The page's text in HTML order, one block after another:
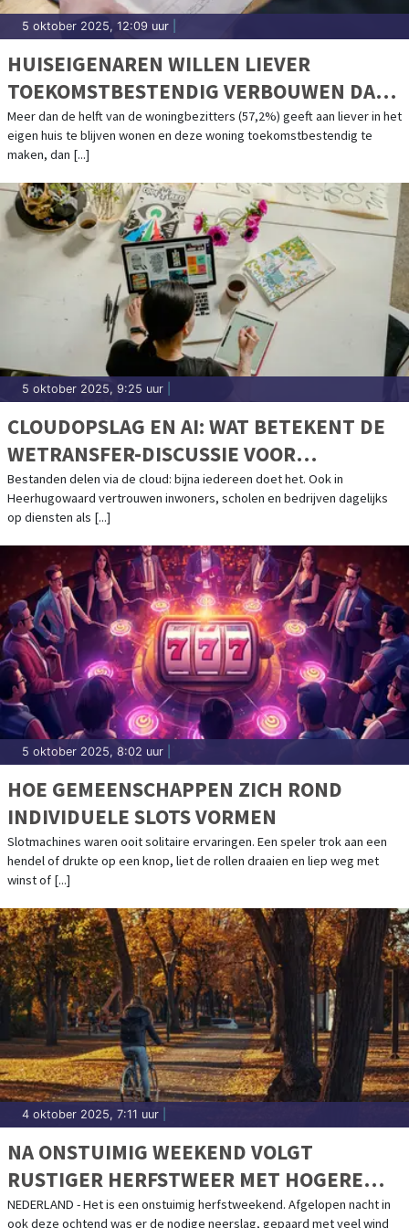
5 oktober 2025, 12:09 uur
HUISEIGENAREN WILLEN LIEVER
TOEKOMSTBESTENDIG VERBOUWEN DAN
VERHUIZEN EN DENKEN VAKER AAN
MEDEBEWONING
Meer dan de helft van de woningbezitters (57,2%) geeft aan liever in het
eigen huis te blijven wonen en deze woning toekomstbestendig te
maken, dan [...]
5 oktober 2025, 9:25 uur
CLOUDOPSLAG EN AI: WAT BETEKENT DE
WETRANSFER-DISCUSSIE VOOR
HEERHUGOWAARD?
Bestanden delen via de cloud: bijna iedereen doet het. Ook in
Heerhugowaard vertrouwen inwoners, scholen en bedrijven dagelijks
op diensten als [...]
5 oktober 2025, 8:02 uur
HOE GEMEENSCHAPPEN ZICH ROND
INDIVIDUELE SLOTS VORMEN
Slotmachines waren ooit solitaire ervaringen. Een speler trok aan een
hendel of drukte op een knop, liet de rollen draaien en liep weg met
winst of [...]
4 oktober 2025, 7:11 uur
NA ONSTUIMIG WEEKEND VOLGT
RUSTIGER HERFSTWEER MET HOGERE
TEMPERATUREN
NEDERLAND - Het is een onstuimig herfstweekend. Afgelopen nacht in
ook deze ochtend was er de nodige neerslag, gepaard met veel wind